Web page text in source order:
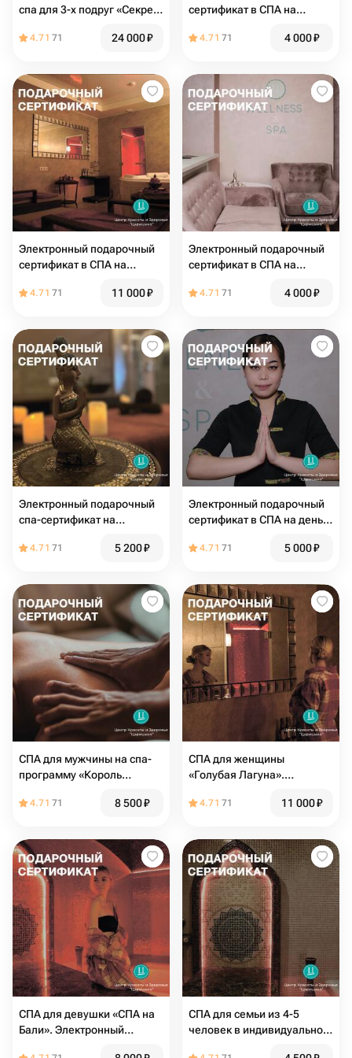
спа для 3-х подруг «Секрет
4.71 71 24 000₽
сертификат в СПА на
массаж
4.71 71 4 000₽
Электронный подарочный
сертификат в СПА на
«Шампанское и Розы»
4.71 71 11 000₽
Электронный подарочный
сертификат в СПА на
4.71 71 4 000₽
Электронный подарочный
спа-сертификат на
лица «ЛОТОС»
4.71 71 5 200₽
Электронный подарочный
сертификат в СПА на день
массаж «Ломи-Ломи»
4.71 71 5 000₽
СПА для мужчины на спа-
программу «Король
подарочный спа-
4.71 71 8 500₽
СПА для женщины
«Голубая Лагуна».
сертификат
4.71 71 11 000₽
СПА для девушки «СПА на
Бали». Электронный
СПА для семьи из 4-5
человек в индивидуальной